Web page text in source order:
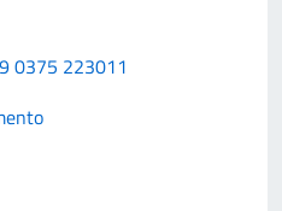
0375 223011